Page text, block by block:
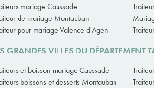
mariage Caussade
de mariage Montauban
pour mariage Valence d'Agen
GRANDES VILLES DU DÉPARTEMENT
et boisson mariage Caussade
boissons et desserts Montauban